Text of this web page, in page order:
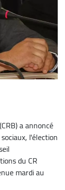
a annoncé
l'élection
du CR
mardi au